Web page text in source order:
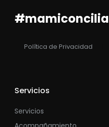
#mamiconcilia
Política de Privacidad
Servicios
Servicios